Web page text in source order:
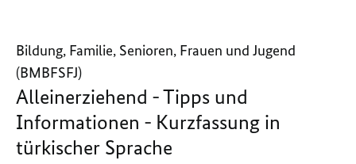
Bildung, Familie, Senioren, Frauen und Jugend
(BMBFSFJ)
Alleinerziehend - Tipps und
Informationen - Kurzfassung in
türkischer Sprache